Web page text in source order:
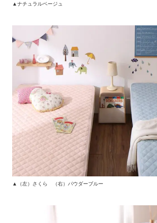
▲ナチュラルベージュ
▲（左）さくら （右）パウダーブルー